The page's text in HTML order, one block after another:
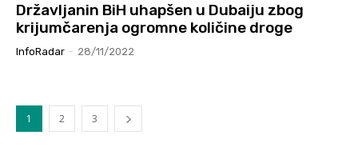
Državljanin BiH uhapšen u Dubaiju zbog
krijumčarenja ogromne količine droge
InfoRadar - 28/11/2022
1 2 3